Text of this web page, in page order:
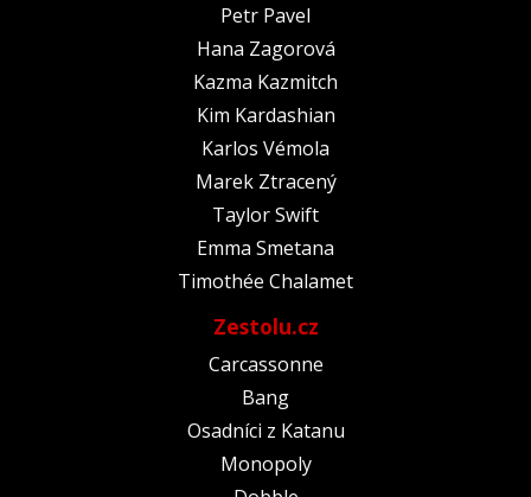
Petr Pavel
Hana Zagorová
Kazma Kazmitch
Kim Kardashian
Karlos Vémola
Marek Ztracený
Taylor Swift
Emma Smetana
Timothée Chalamet
Zestolu.cz
Carcassonne
Bang
Osadníci z Katanu
Monopoly